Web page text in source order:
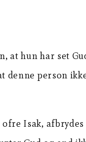
hun har set
person
Isak,